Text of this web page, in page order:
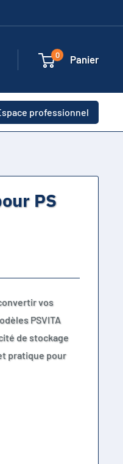
0 Panier
professionnel
PS
vos
PSVITA
de stockage
pratique pour